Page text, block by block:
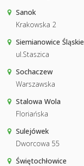
Sanok
Krakowska 2
Siemianowice Śląskie
ul.Staszica
Sochaczew
Warszawska
Stalowa Wola
Floriańska
Sulejówek
Dworcowa 55
Świętochłowice